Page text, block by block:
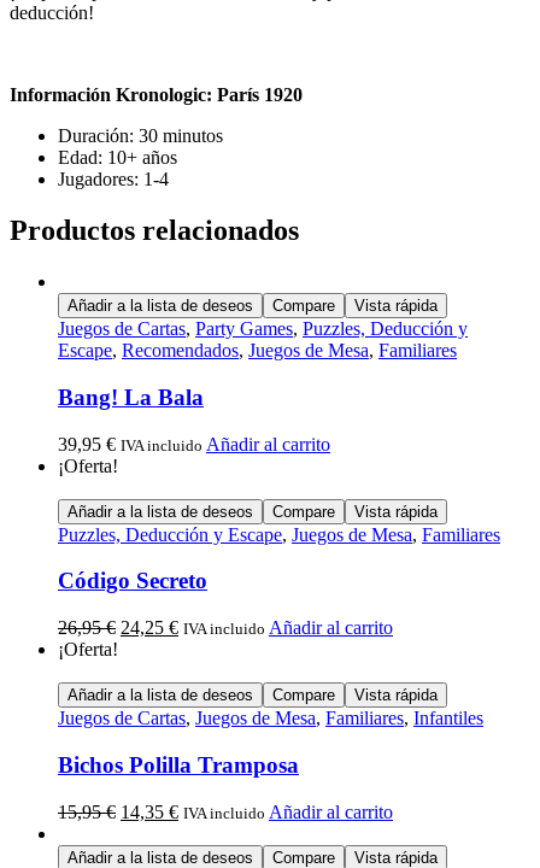
deducción!
Información Kronologic: París 1920
Duración: 30 minutos
Edad: 10+ años
Jugadores: 1-4
Productos relacionados
Añadir a la lista de deseos Compare Vista rápida
Juegos de Cartas, Party Games, Puzzles, Deducción y
Escape, Recomendados, Juegos de Mesa, Familiares
Bang! La Bala
39,95 € IVA incluido Añadir al carrito
¡Oferta!
Añadir a la lista de deseos Compare Vista rápida
Puzzles, Deducción y Escape, Juegos de Mesa, Familiares
Código Secreto
26,95€ 24,25 € IVA incluido Añadir al carrito
¡Oferta!
Añadir a la lista de deseos Compare Vista rápida
Juegos de Cartas, Juegos de Mesa, Familiares, Infantiles
Bichos Polilla Tramposa
15,95€ 14,35 € IVA incluido Añadir al carrito
Añadir a la lista de deseos Compare Vista rápida